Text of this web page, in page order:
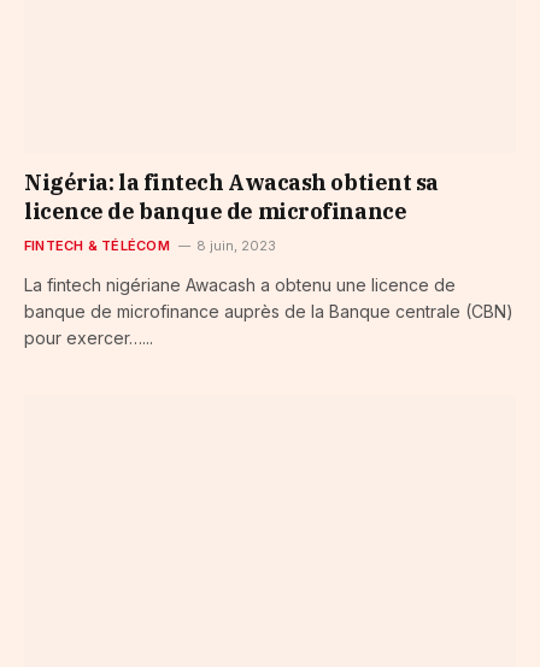
Nigéria: la fintech Awacash obtient sa
licence de banque de microfinance
FINTECH & TÉLÉCOM 8 juin, 2023
La fintech nigériane Awacash a obtenu une licence de
banque de microfinance auprès de la Banque centrale (CBN)
pour exercer…...